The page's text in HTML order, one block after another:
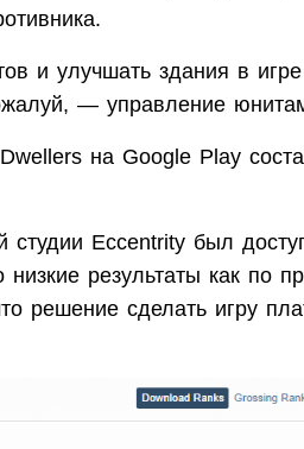
и улучшать здания в
— управление
на Google Play
студии Eccentrity был
низкие результаты как по
решение сделать игру